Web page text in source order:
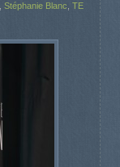
Stéphanie Blanc TE